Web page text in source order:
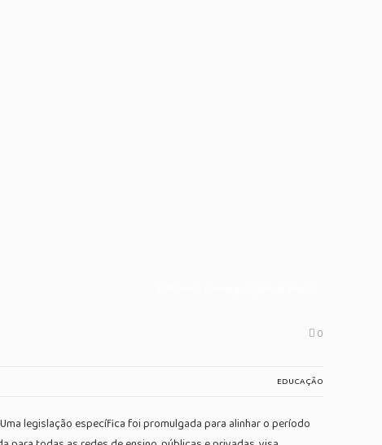
0
EDUCAÇÃO
legislação específica foi promulgada para alinhar o período